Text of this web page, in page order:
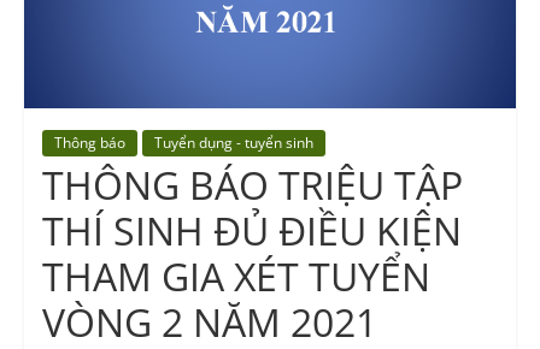
Thông báo Tuyển dụng - tuyển sinh
THÔNG BÁO TRIỆU TẬP
THÍ SINH ĐỦ ĐIỀU KIỆN
THAM GIA XÉT TUYỂN
VÒNG 2 NĂM 2021